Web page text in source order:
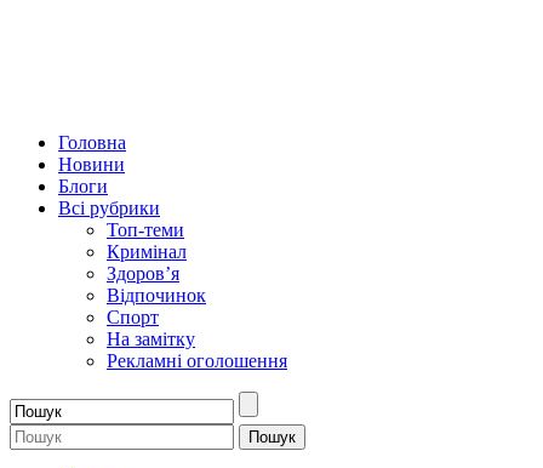
Головна
Новини
Блоги
Всі рубрики
Топ-теми
Кримінал
Здоров’я
Відпочинок
Спорт
На замітку
Рекламні оголошення